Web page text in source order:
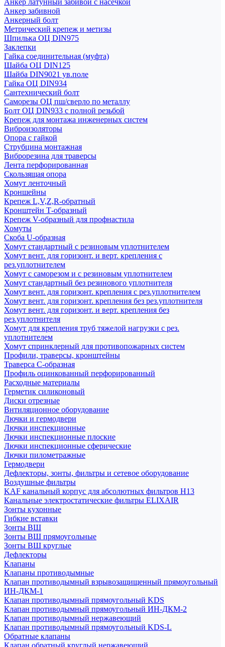
Анкер латунный забивой с насечкой
Анкер забивной
Анкерный болт
Метрический крепеж и метизы
Шпилька ОЦ DIN975
Заклепки
Гайка соединительная (муфта)
Шайба ОЦ DIN125
Шайба DIN9021 ув.поле
Гайка ОЦ DIN934
Сантехнический болт
Саморезы ОЦ пш/сверло по металлу
Болт ОЦ DIN933 с полной резьбой
Крепеж для монтажа инженерных систем
Виброизоляторы
Опора с гайкой
Струбцина монтажная
Виброрезина для траверсы
Лента перфорированная
Скользящая опора
Хомут ленточный
Кроншейны
Крепеж L,V,Z,R-обратный
Кронштейн Т-образный
Крепеж V-образный для профнастила
Хомуты
Скоба U-образная
Хомут стандартный с резиновым уплотнителем
Хомут вент. для горизонт. и верт. крепления с
рез.уплотнителем
Хомут с саморезом и с резиновым уплотнителем
Хомут стандартный без резинового уплотнителя
Хомут вент. для горизонт. крепления с рез.уплотнителем
Хомут вент. для горизонт. крепления без рез.уплотнителя
Хомут вент. для горизонт. и верт. крепления без
рез.уплотнителя
Хомут для крепления труб тяжелой нагрузки с рез.
уплотнителем
Хомут спринклерный для противопожарных систем
Профили, траверсы, кронштейны
Траверса С-образная
Профиль оцинкованный перфорированный
Расходные материалы
Герметик силиконовый
Диски отрезные
Внтиляционное оборудование
Лючки и гермодвери
Лючки инспекционные
Лючки инспекционные плоские
Лючки инспекционные сферические
Лючки пилометражные
Гермодвери
Дефлекторы, зонты, фильтры и сетевое оборудование
Воздушные фильтры
KAF канальный корпус для абсолютных фильтров H13
Канальные электростатические фильтры ELIXAIR
Зонты кухонные
Гибкие вставки
Зонты ВШ
Зонты ВШ прямоугольные
Зонты ВШ круглые
Дефлекторы
Клапаны
Клапаны противодымные
Клапан противодымный взрывозащищенный прямоугольный
ИН-ДКМ-1
Клапан противодымный прямоугольный KDS
Клапан противодымный прямоугольный ИН-ДКМ-2
Клапан противодымный нержавеющий
Клапан противодымный прямоугольный KDS-L
Обратные клапаны
Клапан обратный круглый нержавеющий